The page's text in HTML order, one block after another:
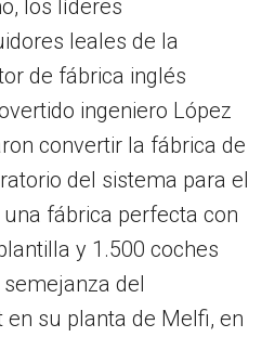
los líderes
leales de la
de fábrica inglés
ingeniero López
convertir la fábrica de
del sistema para el
fábrica perfecta con
y 1.500 coches
del
en su planta de Melfi, en